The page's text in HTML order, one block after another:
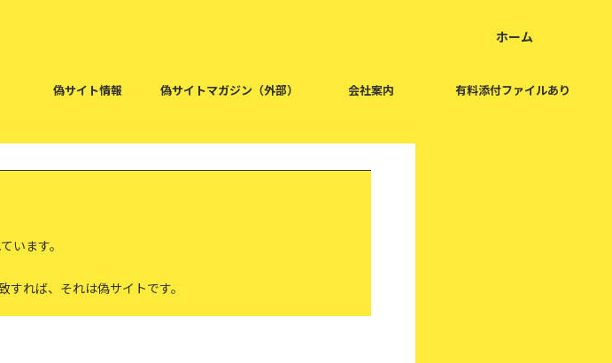
ホーム
偽サイト情報 偽サイトマガジン（外部） 会社案内 有料添付ファイルあり
います。
れば、それは偽サイトです。